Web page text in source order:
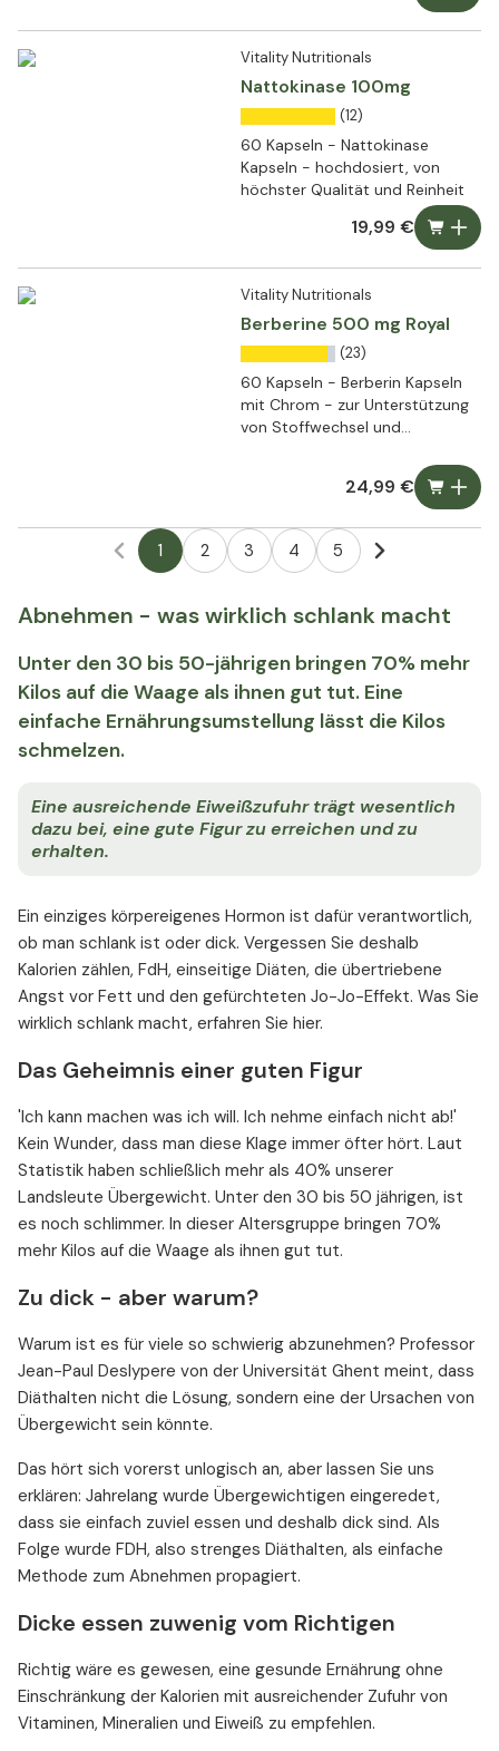
Vitality Nutritionals
Nattokinase 100mg
(12)
60 Kapseln - Nattokinase
Kapseln - hochdosiert, von
höchster Qualität und Reinheit
19,99 €
Vitality Nutritionals
Berberine 500 mg Royal
(23)
60 Kapseln - Berberin Kapseln
mit Chrom - zur Unterstützung
von Stoffwechsel und
24,99 €
1 2 3 4 5
Abnehmen - was wirklich schlank macht
Unter den 30 bis 50-jährigen bringen 70% mehr
Kilos auf die Waage als ihnen gut tut. Eine
einfache Ernährungsumstellung lässt die Kilos
schmelzen.
Eine ausreichende Eiweißzufuhr trägt wesentlich
dazu bei, eine gute Figur zu erreichen und zu
erhalten.
Ein einziges körpereigenes Hormon ist dafür verantwortlich,
ob man schlank ist oder dick. Vergessen Sie deshalb
Kalorien zählen, FdH, einseitige Diäten, die übertriebene
Angst vor Fett und den gefürchteten Jo-Jo-Effekt. Was Sie
wirklich schlank macht, erfahren Sie hier.
Das Geheimnis einer guten Figur
'Ich kann machen was ich will. Ich nehme einfach nicht ab!'
Kein Wunder, dass man diese Klage immer öfter hört. Laut
Statistik haben schließlich mehr als 40% unserer
Landsleute Übergewicht. Unter den 30 bis 50 jährigen, ist
es noch schlimmer. In dieser Altersgruppe bringen 70%
mehr Kilos auf die Waage als ihnen gut tut.
Zu dick - aber warum?
Warum ist es für viele so schwierig abzunehmen? Professor
Jean-Paul Deslypere von der Universität Ghent meint, dass
Diäthalten nicht die Lösung, sondern eine der Ursachen von
Übergewicht sein könnte.
Das hört sich vorerst unlogisch an, aber lassen Sie uns
erklären: Jahrelang wurde Übergewichtigen eingeredet,
dass sie einfach zuviel essen und deshalb dick sind. Als
Folge wurde FDH, also strenges Diäthalten, als einfache
Methode zum Abnehmen propagiert.
Dicke essen zuwenig vom Richtigen
Richtig wäre es gewesen, eine gesunde Ernährung ohne
Einschränkung der Kalorien mit ausreichender Zufuhr von
Vitaminen, Mineralien und Eiweiß zu empfehlen.